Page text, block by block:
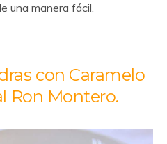
una manera fácil.
con Caramelo
Ron Montero.